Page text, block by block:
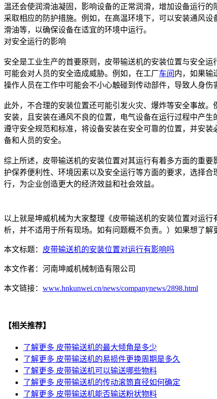
温还会使润滑油凝固，影响设备的正常润滑，增加设备运行
采取相应的防护措施。例如，在高温环境下，可以安装通风
滑油等，以确保设备在适宜的环境中运行。
对安全运行的影响
安全是工业生产的首要原则，皮带输送机的安装位置与安全
可能会对人员的安全造成威胁。例如，在工厂车间 内，如果输
操作人员在工作中可能会不小心触碰到传动部件，导致人身伤
此外，不合理的安装位置还可能引发火灾、爆炸等安全事故
安装，且安装在通风不良的位置，电气设备在运行过程中产
遵守安全规范和标准，将设备安装在安全可靠的位置，并安
备和人员的安全。
综上所述，皮带输送机的安装位置对其运行有着多方面的重
护保养便利性、环境因素以及安全运行等方面的要求，选择
行，为企业创造更大的经济效益和社会效益。
以上就是坤威机械为大家整理《皮带输送机的安装位置对运
析，并不适用于所有现场。如有问题概不负责。）如果想了
本文标题： 皮带输送机的安装位置对运行有影响吗
本文作者： 河南坤威机械制造有限公司
本文链接： www.hnkunwei.cn/news/companynews/2898.html
【相关推荐】
了解更多 皮带输送机的最大倾角是多少
了解更多 皮带输送机的易损件更换周期是多久
了解更多 皮带输送机可以输送哪些物料
了解更多 皮带输送机的传动滚筒直径如何确定
了解更多 皮带输送机能否输送粉状物料